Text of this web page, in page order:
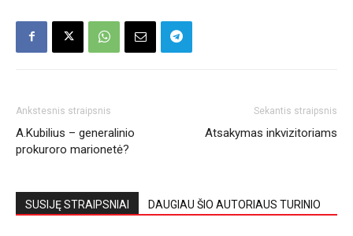
Ankstesnis straipsnis
A.Kubilius – generalinio
prokuroro marionetė?
Sekantis straipsnis
Atsakymas inkvizitoriams
SUSIJĘ STRAIPSNIAI DAUGIAU ŠIO AUTORIAUS TURINIO